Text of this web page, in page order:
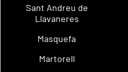
Sant Andreu de
Llavaneres
Masquefa
Martorell